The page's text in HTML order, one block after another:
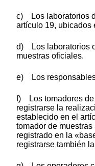
c) Los laboratorios
artículo 19, ubicados
d) Los laboratorios
muestras oficiales.
e) Los
f) Los tomadores de
registrarse la
establecido en el
tomador de
registrado en la
registrarse también